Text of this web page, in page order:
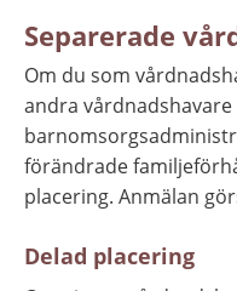
Separerade
Om du som
andra
förändrade
placering. Anmälan
Delad placering